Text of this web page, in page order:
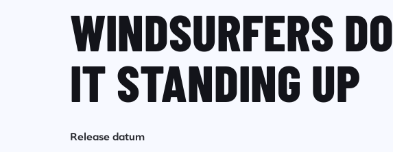
WINDSURFERS DO
IT STANDING UP
Release datum